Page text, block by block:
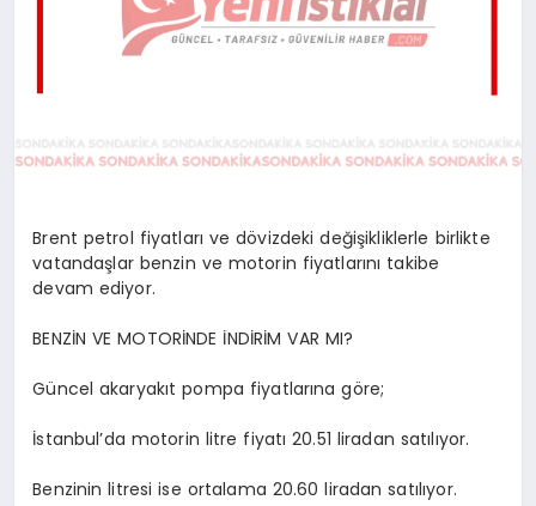
TEKNOLOJI
Brent petrol fiyatları ve dövizdeki değişikliklerle birlikte
vatandaşlar benzin ve motorin fiyatlarını takibe
devam ediyor.
BENZİN VE MOTORİNDE İNDİRİM VAR MI?
Güncel akaryakıt pompa fiyatlarına göre;
İstanbul’da motorin litre fiyatı 20.51 liradan satılıyor.
Benzinin litresi ise ortalama 20.60 liradan satılıyor.